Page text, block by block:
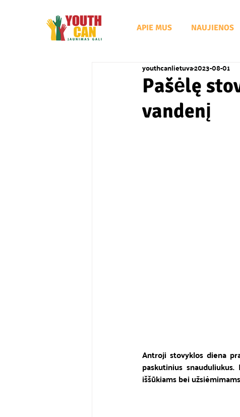
APIE MUS NAUJIENOS
Pašėlę
vandenį
youthcanlietuva2023-08-01
Antroji stovyklos diena
paskutinius
iššūkiams bei